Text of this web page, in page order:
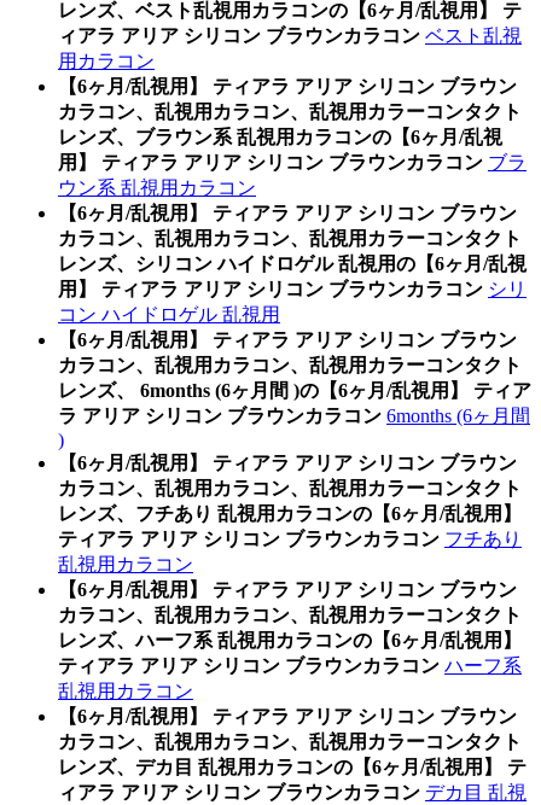
レンズ、ベスト乱視用カラコンの【6ヶ月/乱視用】 テ
ィアラ アリア シリコン ブラウンカラコン ベスト乱視
用カラコン
【6ヶ月/乱視用】 ティアラ アリア シリコン ブラウン
カラコン、乱視用カラコン、乱視用カラーコンタクト
レンズ、ブラウン系 乱視用カラコンの【6ヶ月/乱視
用】 ティアラ アリア シリコン ブラウンカラコン ブラ
ウン系 乱視用カラコン
【6ヶ月/乱視用】 ティアラ アリア シリコン ブラウン
カラコン、乱視用カラコン、乱視用カラーコンタクト
レンズ、シリコン ハイドロゲル 乱視用の【6ヶ月/乱視
用】 ティアラ アリア シリコン ブラウンカラコン シリ
コン ハイドロゲル 乱視用
【6ヶ月/乱視用】 ティアラ アリア シリコン ブラウン
カラコン、乱視用カラコン、乱視用カラーコンタクト
レンズ、 6months (6ヶ月間 )の【6ヶ月/乱視用】 ティア
ラ アリア シリコン ブラウンカラコン 6months (6ヶ月間
)
【6ヶ月/乱視用】 ティアラ アリア シリコン ブラウン
カラコン、乱視用カラコン、乱視用カラーコンタクト
レンズ、フチあり 乱視用カラコンの【6ヶ月/乱視用】
ティアラ アリア シリコン ブラウンカラコン フチあり
乱視用カラコン
【6ヶ月/乱視用】 ティアラ アリア シリコン ブラウン
カラコン、乱視用カラコン、乱視用カラーコンタクト
レンズ、ハーフ系 乱視用カラコンの【6ヶ月/乱視用】
ティアラ アリア シリコン ブラウンカラコン ハーフ系
乱視用カラコン
【6ヶ月/乱視用】 ティアラ アリア シリコン ブラウン
カラコン、乱視用カラコン、乱視用カラーコンタクト
レンズ、デカ目 乱視用カラコンの【6ヶ月/乱視用】 テ
ィアラ アリア シリコン ブラウンカラコン デカ目 乱視